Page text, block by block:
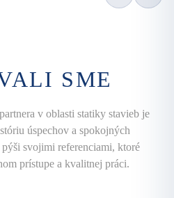
SME
v oblasti statiky stavieb je
úspechov a spokojných
svojimi referenciami, ktoré
prístupe a kvalitnej práci.